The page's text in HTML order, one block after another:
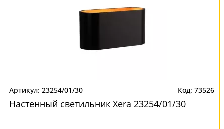
23254/01/30 73526
Настенный светильник Xera 23254/01/30